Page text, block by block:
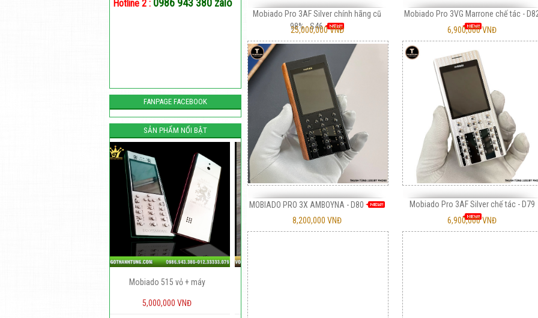
Hotline 2 : 0986 943 380 zalo
FANPAGE FACEBOOK
SẢN PHẨM NỔI BẬT
Nokia 6300 Gỗ Munino
450,000 VNĐ
Mobiado Pro 3AF Silver chính hãng cũ
98% - S46
25,000,000 VNĐ
Mobiado Pro 3VG Marrone chế tác -
6,900,000 VNĐ
MOBIADO PRO 3X AMBOYNA - D80
8,200,000 VNĐ
Mobiado Pro 3AF Silver chế tác - D79
6,900,000 VNĐ